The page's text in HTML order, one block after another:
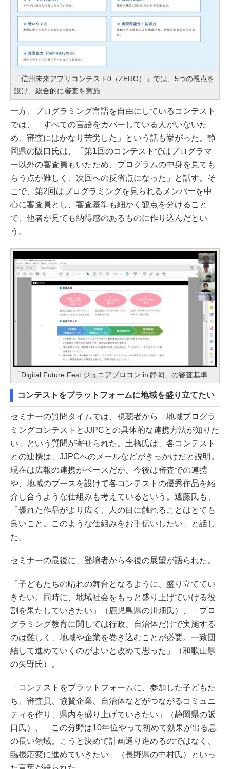
「信州未来アプリコンテスト0（ZERO）」では、5つの視点を
設け、総合的に審査を実施
一方、プログラミング言語を自由にしているコンテスト
では、「すべての言語をカバーしている人がいないた
め、審査にはかなり苦労した」という話も挙がった。静
岡県の阪口氏は、「第1回のコンテストではプログラマ
ー以外の審査員もいたため、プログラムの中身を見ても
らう点が難しく、次回への反省点になった」と話す。そ
こで、第2回はプログラミングを見られるメンバーを中
心に審査員とし、審査基準も細かく観点を分けること
で、他者が見ても納得感のあるものに作り込んだとい
う。
「Digital Future Fest ジュニアプロコン in 静岡」の審査基準
コンテストをプラットフォームに地域を盛り立てたい
セミナーの質問タイムでは、視聴者から「地域プログラ
ミングコンテストとJJPCとの具体的な連携方法が知りた
い」という質問が寄せられた。土橋氏は、各コンテスト
との連携は、JJPCへのメールなどがきっかけだと説明。
現在は広報の連携がベースだが、今後は審査での連携
や、地域のブースを設けて各コンテストの優秀作品を紹
介し合うような仕組みも考えているという。遠藤氏も、
「優れた作品がより広く、人の目に触れることはとても
良いこと。このような仕組みをお手伝いしたい」と話し
た。
セミナーの最後に、登壇者から今後の展望が語られた。
「子どもたちの晴れの舞台となるように、盛り立ててい
きたい。同時に、地域社会をもっと盛り上げていける役
割を果たしていきたい」（鹿児島県の川畑氏）、「プロ
グラミング教育に関しては行政、自治体だけで実施する
のは難しく、地域や企業を巻き込むことが必要。一致団
結して進めていくのがよいと改めて思った」（和歌山県
の矢野氏）。
「コンテストをプラットフォームに、参加した子どもた
ち、審査員、協賛企業、自治体などがつながるコミュニ
ティを作り、県内を盛り上げていきたい」（静岡県の阪
口氏）、「この分野は10年位やって初めて効果が出る息
の長い領域。こうと決めて計画通り進めるのではなく、
臨機応変に進めていきたい」（長野県の中村氏）といっ